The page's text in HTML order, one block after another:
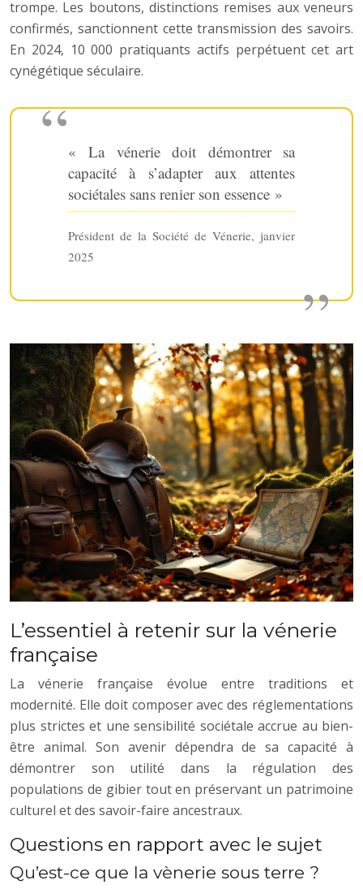
trompe. Les boutons, distinctions remises aux veneurs
confirmés, sanctionnent cette transmission des savoirs.
En 2024, 10 000 pratiquants actifs perpétuent cet art
cynégétique séculaire.
« La vénerie doit démontrer sa
capacité à s’adapter aux attentes
sociétales sans renier son essence »
Président de la Société de Vénerie, janvier
2025
L’essentiel à retenir sur la vénerie
française
La vénerie française évolue entre traditions et
modernité. Elle doit composer avec des réglementations
plus strictes et une sensibilité sociétale accrue au bien-
être animal. Son avenir dépendra de sa capacité à
démontrer son utilité dans la régulation des
populations de gibier tout en préservant un patrimoine
culturel et des savoir-faire ancestraux.
Questions en rapport avec le sujet
Qu’est-ce que la vènerie sous terre ?